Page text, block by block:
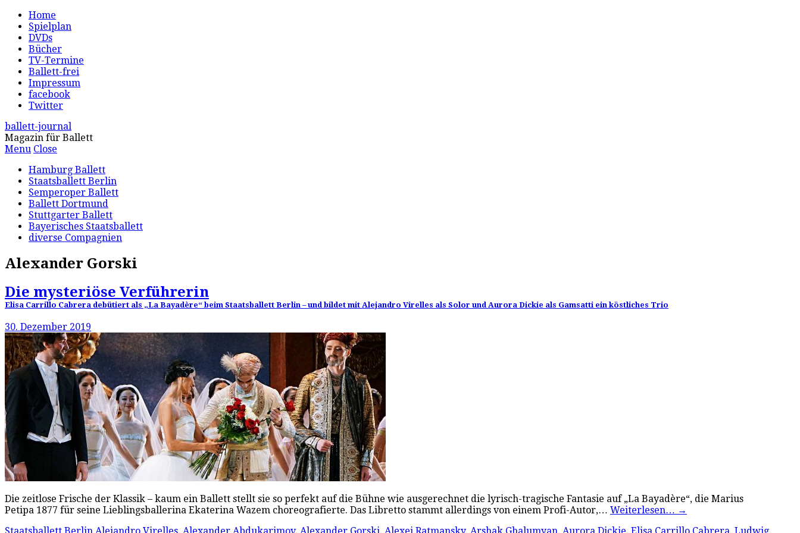
Home
Spielplan
DVDs
Bücher
TV-Termine
Ballett-frei
Impressum
facebook
Twitter
ballett-journal
Magazin für Ballett
Menu Close
Hamburg Ballett
Staatsballett Berlin
Semperoper Ballett
Ballett Dortmund
Stuttgarter Ballett
Bayerisches Staatsballett
diverse Compagnien
Alexander Gorski
Die mysteriöse Verführerin
Elisa Carrillo Cabrera debütiert als „La Bayadère“ beim Staatsballett Berlin – und bildet mit Alejandro Virelles als Solor und Aurora Dickie als Gamsatti ein köstliches Trio
30. Dezember 2019
Die zeitlose Frische der Klassik – kaum ein Ballett stellt sie so perfekt auf die Bühne wie ausgerechnet die lyrisch-tragische Fantasie auf „La Bayadère“, die Marius
Petipa 1877 für seine Lieblingsballerina Ekaterina Wazem choreografierte. Das Libretto stammt allerdings von einem Profi-Autor,… Weiterlesen… →